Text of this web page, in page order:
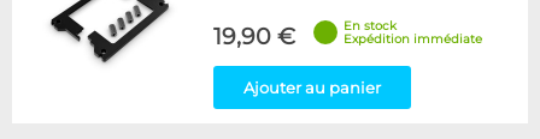
19,90 €
En stock
Expédition immédiate
Ajouter au panier